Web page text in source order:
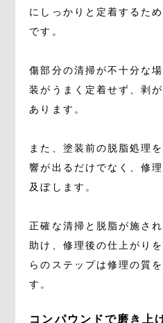
にしっかりと定着するた
です。
傷部分の清掃が不十分な
装がうまく定着せず、剥
あります。
また、塗装前の脱脂処理
響が出るだけでなく、修
及ぼします。
正確な清掃と脱脂が施さ
助け、修理後の仕上がり
らのステップは修理の質
す。
コンパウンドで磨き上